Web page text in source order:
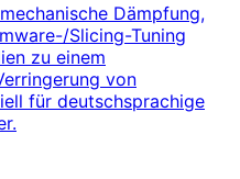
Dämpfung,
Slicing-Tuning
zu einem
von
für deutschsprachige